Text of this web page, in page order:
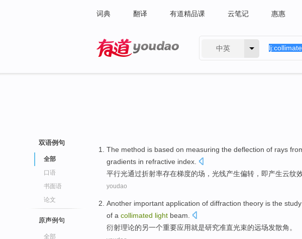
词典 翻译 有道精品课 云笔记 惠惠
中英
双语例句
全部
口语
书面语
论文
原声例句
全部
The method is based on measuring the deflection of rays
gradients in refractive index.
平行光通过折射率存在梯度的场， 光线产生偏转，即产生云纹效
youdao
Another important application of diffraction theory is the study
of a collimated light beam.
衍射理论的另一个重要应用就是研究准直光束的远场发散角 。